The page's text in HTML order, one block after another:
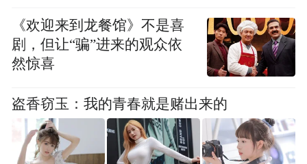
储能、地热协同运行的多层级安全防护体
系，建立了基于数字孪生的多能流动态平衡
层地埋换热系统布局，大幅提升地热资源利
用效率，填补了国内地铁车辆段零碳能源系
统建设的技术空白。
《欢迎来到龙餐馆》不是喜
剧，但让“骗”进来的观众依
然惊喜
盗香窃玉：我的青春就是赌出来的